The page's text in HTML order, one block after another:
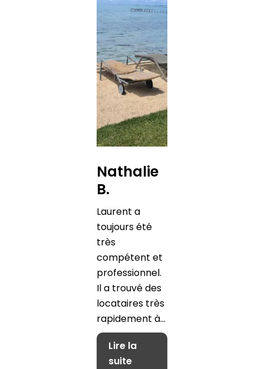
Nathalie
B.
Laurent a
toujours été
très
compétent et
professionnel.
Il a trouvé des
locataires très
rapidement à...
Lire la
suite